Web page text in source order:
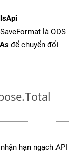
là ODS
để chuyển đổi
hạn ngạch API